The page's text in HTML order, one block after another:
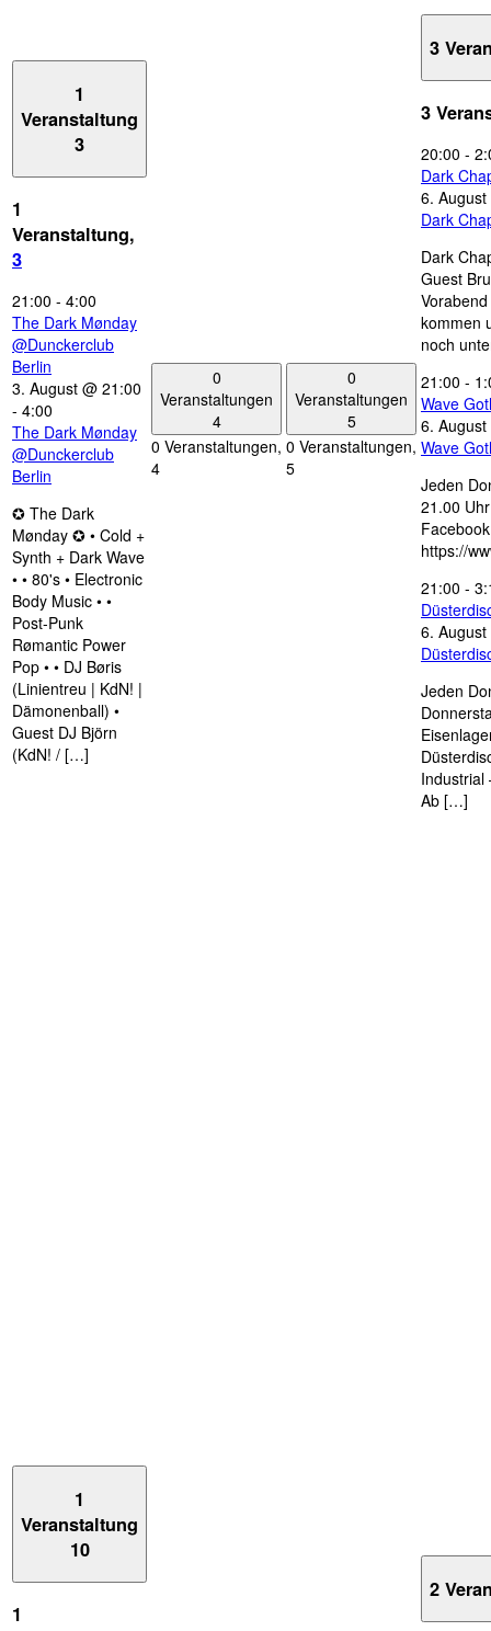
1
Veranstaltung
3
1
Veranstaltung,
3
21:00 - 4:00
The Dark Mønday
@Dunckerclub
Berlin
3. August @ 21:00
- 4:00
The Dark Mønday
@Dunckerclub
Berlin
✪ The Dark
Mønday ✪ • Cold +
Synth + Dark Wave
• • 80's • Electronic
Body Music • •
Post-Punk
Rømantic Power
Pop • • DJ Børis
(Linientreu | KdN! |
Dämonenball) •
Guest DJ Björn
(KdN! / […]
0
Veranstaltungen
4
0 Veranstaltungen,
4
0
Veranstaltungen
5
0 Veranstaltungen,
5
3
3
20:00 -
Dark
6.
Dark
Dark
Guest
kommen
noch
21:00 -
Wave
6.
Wave
Jeden
21.00
https://
21:00 -
6.
Jeden
Industrial
Ab […]
1
Veranstaltung
10
1
2